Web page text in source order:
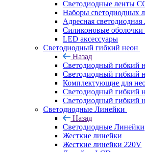
Светодиодные ленты
Наборы светодиодных
Адресная светодиодная
Силиконовые
LED аксессуары
Светодиодный гибкий неон
Назад
Светодиодный гибкий
Светодиодный гибкий
Комплектующие для
Светодиодный гибкий
Светодиодный гибкий
Светодиодные Линейки
Назад
Светодиодные Линейки
Жесткие линейки
Жесткие линейки 220V